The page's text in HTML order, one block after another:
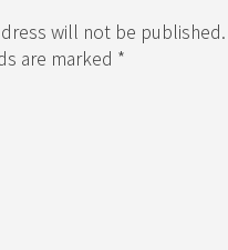
will not be published.
are marked *